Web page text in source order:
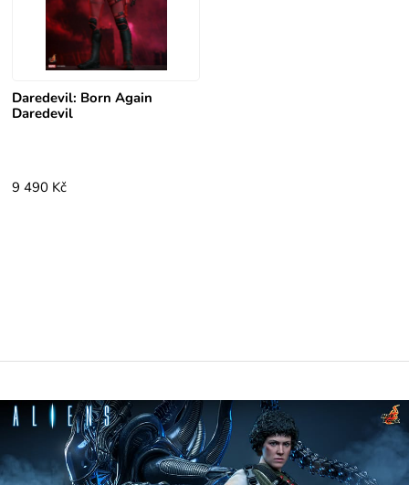
Daredevil: Born Again
Daredevil
9 490 Kč